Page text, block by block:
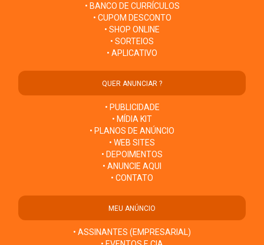
• BANCO DE CURRÍCULOS
• CUPOM DESCONTO
• SHOP ONLINE
• SORTEIOS
• APLICATIVO
QUER ANUNCIAR ?
• PUBLICIDADE
• MÍDIA KIT
• PLANOS DE ANÚNCIO
• WEB SITES
• DEPOIMENTOS
• ANUNCIE AQUI
• CONTATO
MEU ANÚNCIO
• ASSINANTES (EMPRESARIAL)